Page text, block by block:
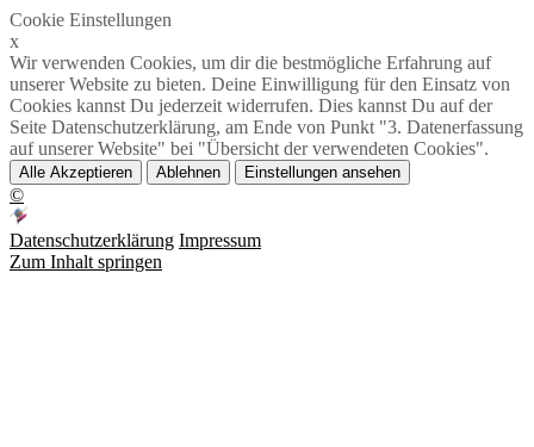
Cookie Einstellungen
x
Wir verwenden Cookies, um dir die bestmögliche Erfahrung auf
unserer Website zu bieten. Deine Einwilligung für den Einsatz von
Cookies kannst Du jederzeit widerrufen. Dies kannst Du auf der
Seite Datenschutzerklärung, am Ende von Punkt "3. Datenerfassung
auf unserer Website" bei "Übersicht der verwendeten Cookies".
Alle Akzeptieren Ablehnen Einstellungen ansehen
©
Datenschutzerklärung Impressum
Zum Inhalt springen